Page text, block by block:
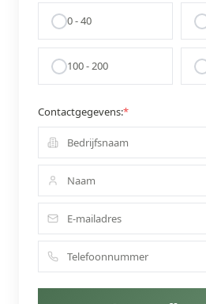
0 - 40
100 - 200
Contactgegevens:*